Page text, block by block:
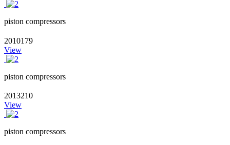
piston compressors
2010179
View
piston compressors
2013210
View
piston compressors